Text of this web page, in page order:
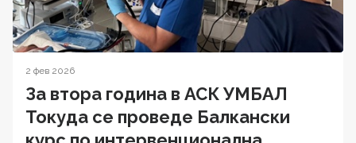
2 фев 2026
За втора година в АСК УМБАЛ
Токуда се проведе Балкански